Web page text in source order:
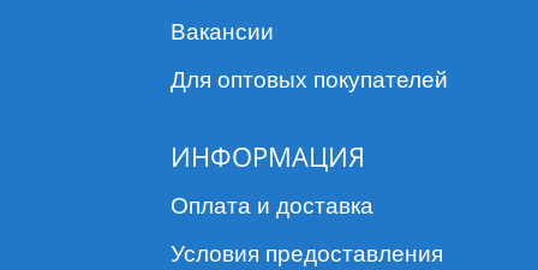
животному было удобно и комфортно.
В нашем магазине вы сможете купить ошейник для
подобрать ошейник для собаки, не только нужный по
предназначению, но и по вашим личным
предпочтением: по размеру, цвету, материалу, цене.
предоставлены ошейники для собак с гравировкой, на
Вакансии
Для оптовых покупателей
ИНФОРМАЦИЯ
Оплата и доставка
Условия предоставления